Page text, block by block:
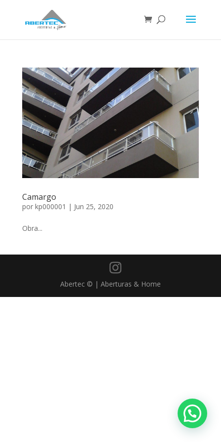
Camargo
por kp000001 | Jun 25, 2020
Obra...
Abertec © | Aberturas & Home